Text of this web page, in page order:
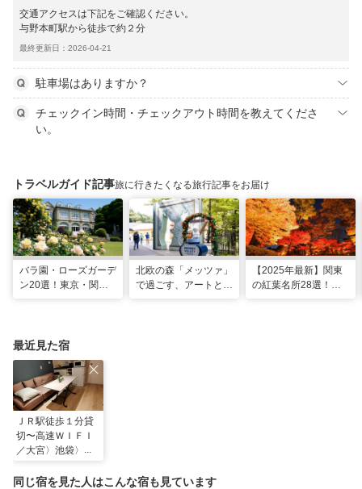
交通アクセスは下記をご確認ください。
与野本町駅から徒歩で約２分
最終更新日：2026-04-21
駐車場はありますか？
チェックイン時間・チェックアウト時間を教えてくださ
い。
トラベルガイド記事旅に行きたくなる旅行記事をお届け
バラ園・ローズガーデ
ン20選！東京・関東
北欧の森「メッツァ」
で過ごす、アートとム
【2025年最新】関東
の紅葉名所28選！
最近見た宿
ＪＲ駅徒歩１分貸
切〜高速ＷＩＦＩ
／大宮〉池袋〉新
し ＾
同じ宿を見た人はこんな宿も見ています